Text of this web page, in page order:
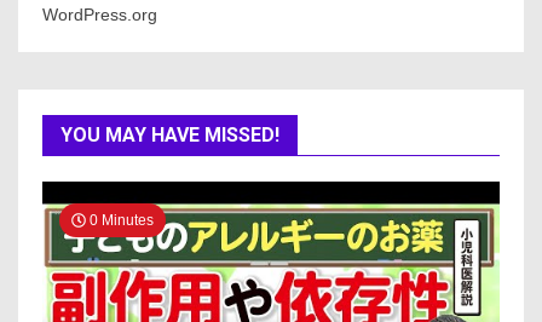
WordPress.org
YOU MAY HAVE MISSED!
0 Minutes